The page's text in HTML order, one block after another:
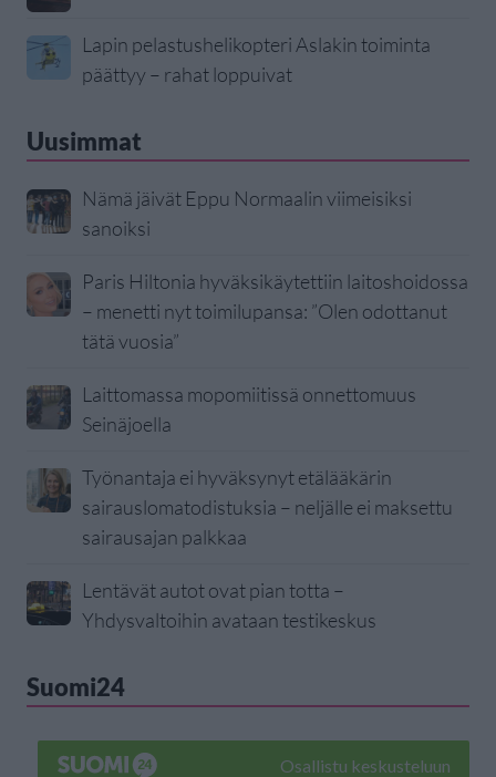
Lapin pelastushelikopteri Aslakin toiminta
päättyy – rahat loppuivat
Uusimmat
Nämä jäivät Eppu Normaalin viimeisiksi
sanoiksi
Paris Hiltonia hyväksikäytettiin laitoshoidossa
– menetti nyt toimilupansa: ”Olen odottanut
tätä vuosia”
Laittomassa mopomiitissä onnettomuus
Seinäjoella
Työnantaja ei hyväksynyt etälääkärin
sairauslomatodistuksia – neljälle ei maksettu
sairausajan palkkaa
Lentävät autot ovat pian totta –
Yhdysvaltoihin avataan testikeskus
Suomi24